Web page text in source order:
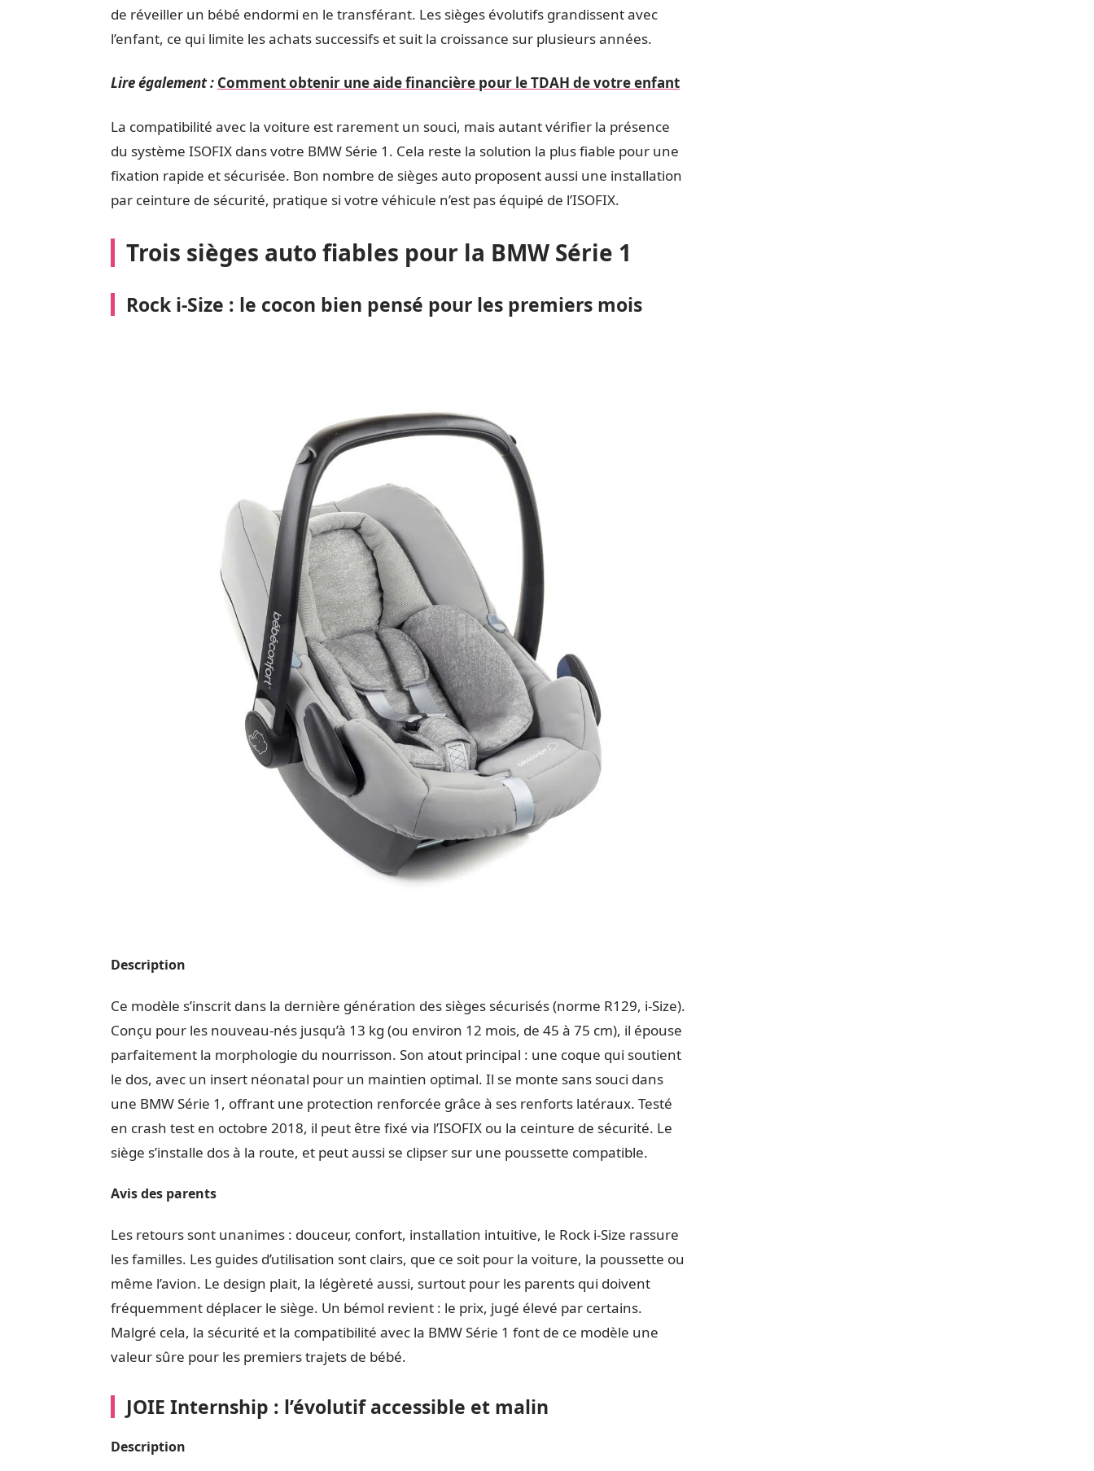
de réveiller un bébé endormi en le transférant. Les sièges évolutifs grandissent avec
l’enfant, ce qui limite les achats successifs et suit la croissance sur plusieurs années.
Lire également : Comment obtenir une aide financière pour le TDAH de votre enfant
La compatibilité avec la voiture est rarement un souci, mais autant vérifier la présence
du système ISOFIX dans votre BMW Série 1. Cela reste la solution la plus fiable pour une
fixation rapide et sécurisée. Bon nombre de sièges auto proposent aussi une installation
par ceinture de sécurité, pratique si votre véhicule n’est pas équipé de l’ISOFIX.
Trois sièges auto fiables pour la BMW Série 1
Rock i-Size : le cocon bien pensé pour les premiers mois
Description
Ce modèle s’inscrit dans la dernière génération des sièges sécurisés (norme R129, i-Size).
Conçu pour les nouveau-nés jusqu’à 13 kg (ou environ 12 mois, de 45 à 75 cm), il épouse
parfaitement la morphologie du nourrisson. Son atout principal : une coque qui soutient
le dos, avec un insert néonatal pour un maintien optimal. Il se monte sans souci dans
une BMW Série 1, offrant une protection renforcée grâce à ses renforts latéraux. Testé
en crash test en octobre 2018, il peut être fixé via l’ISOFIX ou la ceinture de sécurité. Le
siège s’installe dos à la route, et peut aussi se clipser sur une poussette compatible.
Avis des parents
Les retours sont unanimes : douceur, confort, installation intuitive, le Rock i-Size rassure
les familles. Les guides d’utilisation sont clairs, que ce soit pour la voiture, la poussette ou
même l’avion. Le design plait, la légèreté aussi, surtout pour les parents qui doivent
fréquemment déplacer le siège. Un bémol revient : le prix, jugé élevé par certains.
Malgré cela, la sécurité et la compatibilité avec la BMW Série 1 font de ce modèle une
valeur sûre pour les premiers trajets de bébé.
JOIE Internship : l’évolutif accessible et malin
Description